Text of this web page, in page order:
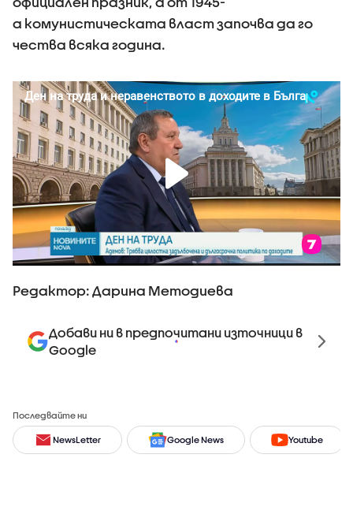
а комунистическата власт започва да го
чества всяка година.
Редактор: Дарина Методиева
Добави ни в предпочитани източници в
Google
Последвайте ни
NewsLetter Google News Youtube